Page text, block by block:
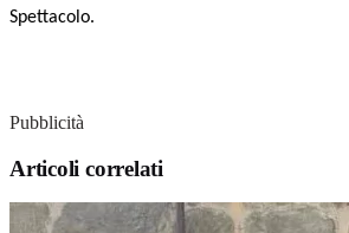
Spettacolo.
Pubblicità
Articoli correlati